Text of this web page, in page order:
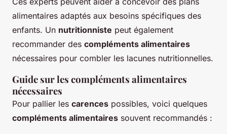
alimentaires adaptés aux besoins spécifiques des
enfants. Un nutritionniste peut également
recommander des compléments alimentaires
nécessaires pour combler les lacunes nutritionnelles.
Guide sur les compléments alimentaires
nécessaires
Pour pallier les carences possibles, voici quelques
compléments alimentaires souvent recommandés :